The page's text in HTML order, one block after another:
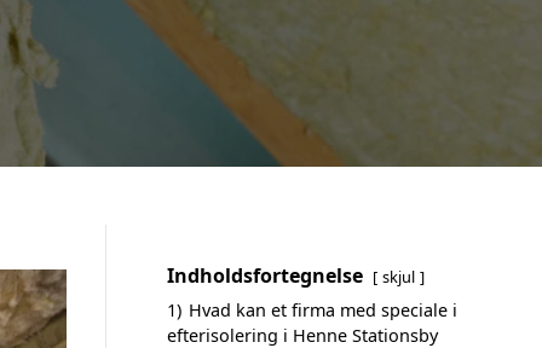
Indholdsfortegnelse skjul
1) Hvad kan et firma med speciale i
efterisolering i Henne Stationsby